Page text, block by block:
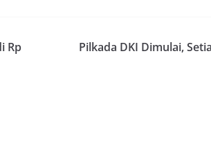
Rp
Pilkada DKI Dimulai,